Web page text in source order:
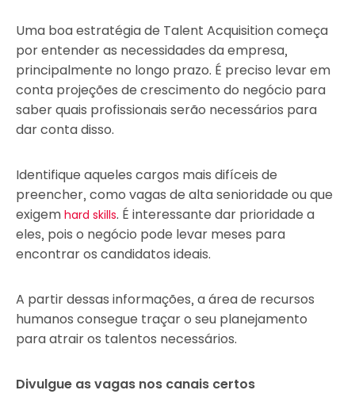
Uma boa estratégia de Talent Acquisition começa
por entender as necessidades da empresa,
principalmente no longo prazo. É preciso levar em
conta projeções de crescimento do negócio para
saber quais profissionais serão necessários para
dar conta disso.
Identifique aqueles cargos mais difíceis de
preencher, como vagas de alta senioridade ou que
exigem hard skills. É interessante dar prioridade a
eles, pois o negócio pode levar meses para
encontrar os candidatos ideais.
A partir dessas informações, a área de recursos
humanos consegue traçar o seu planejamento
para atrair os talentos necessários.
Divulgue as vagas nos canais certos